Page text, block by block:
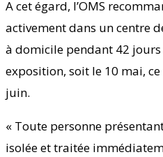
A cet égard, l’OMS
activement dans un centre
à domicile pendant 42
exposition, soit le 10 mai,
juin.
« Toute personne
isolée et traitée